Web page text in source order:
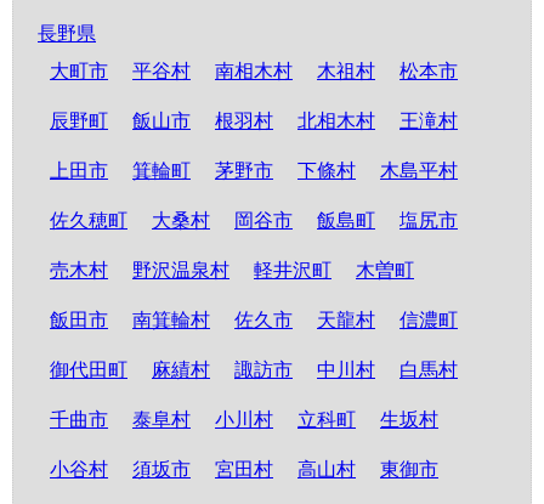
長野県
大町市
平谷村 南相木村 木祖村 松本市
辰野町 飯山市 根羽村 北相木村 王滝村
上田市 箕輪町 茅野市 下條村 木島平村
佐久穂町 大桑村 岡谷市 飯島町 塩尻市
売木村 野沢温泉村 軽井沢町 木曽町
飯田市 南箕輪村 佐久市 天龍村 信濃町
御代田町 麻績村 諏訪市 中川村 白馬村
千曲市 泰阜村 小川村 立科町 生坂村
小谷村 須坂市 宮田村 高山村 東御市